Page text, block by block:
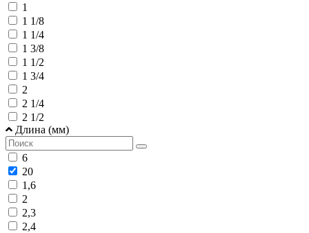
1
1 1/8
1 1/4
1 3/8
1 1/2
1 3/4
2
2 1/4
2 1/2
Длина (мм)
6
20
1,6
2
2,3
2,4